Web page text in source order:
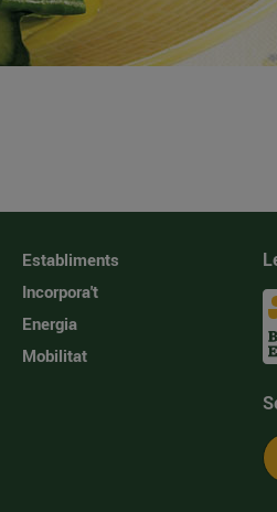
Establiments
Incorpora't
Energia
Mobilitat